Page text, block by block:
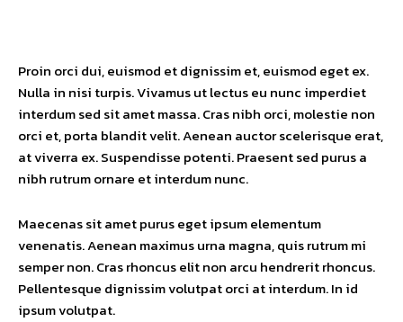
Proin orci dui, euismod et dignissim et, euismod eget ex.
Nulla in nisi turpis. Vivamus ut lectus eu nunc imperdiet
interdum sed sit amet massa. Cras nibh orci, molestie non
orci et, porta blandit velit. Aenean auctor scelerisque erat,
at viverra ex. Suspendisse potenti. Praesent sed purus a
nibh rutrum ornare et interdum nunc.
Maecenas sit amet purus eget ipsum elementum
venenatis. Aenean maximus urna magna, quis rutrum mi
semper non. Cras rhoncus elit non arcu hendrerit rhoncus.
Pellentesque dignissim volutpat orci at interdum. In id
ipsum volutpat.